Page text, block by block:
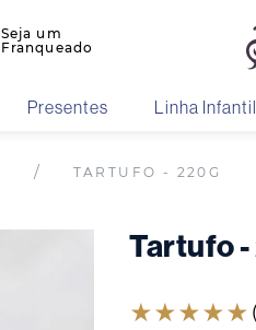
Seja um
Franqueado
Presentes Linha Infantil
TARTUFO - 220G
Tartufo
★★★★★